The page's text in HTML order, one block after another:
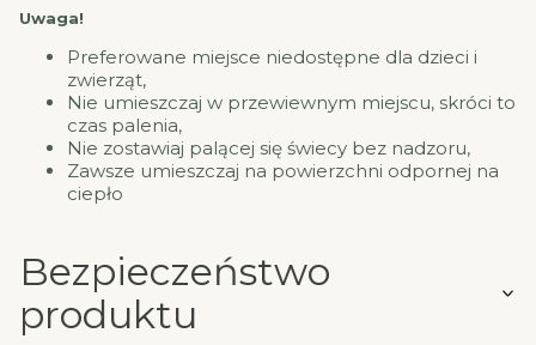
Uwaga!
Preferowane miejsce niedostępne dla dzieci i
zwierząt,
Nie umieszczaj w przewiewnym miejscu, skróci to
czas palenia,
Nie zostawiaj palącej się świecy bez nadzoru,
Zawsze umieszczaj na powierzchni odpornej na
ciepło
Bezpieczeństwo
produktu